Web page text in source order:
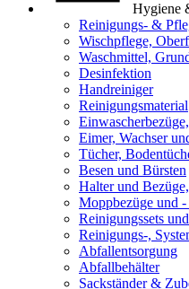
Hygiene
Reinigungs- &
Wischpflege,
Waschmittel,
Desinfektion
Handreiniger
Reinigungsmaterial
Eimer, Wachser
Tücher,
Besen und Bürsten
Halter und
Moppbezüge und
Reinigungssets
Reinigungs-,
Abfallentsorgung
Abfallbehälter
Sackständer &